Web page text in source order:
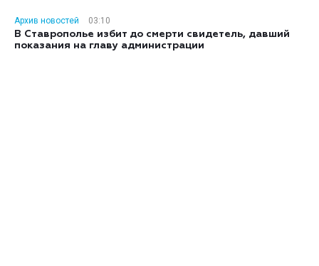
Архив новостей
03:10
В Ставрополье избит до смерти свидетель, давший
показания на главу администрации